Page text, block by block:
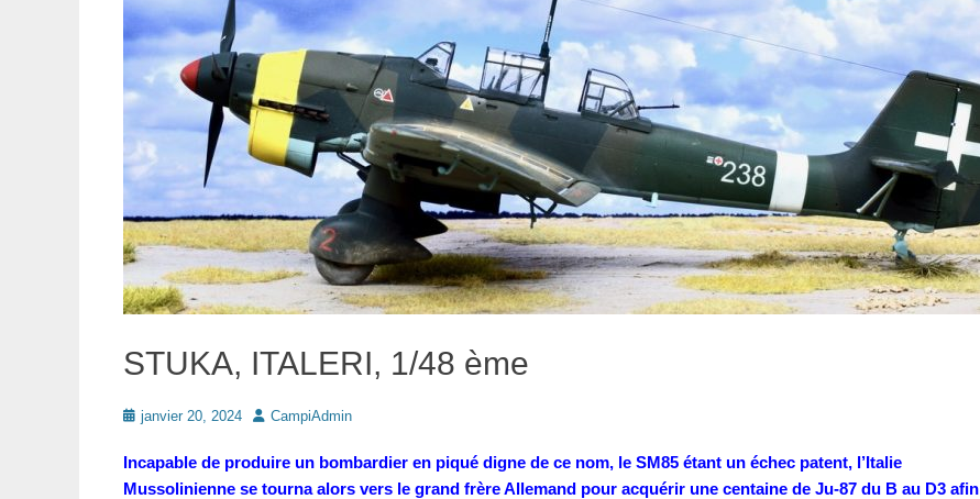
STUKA, ITALERI, 1/48 ème
Postéjanvier 20, 2024 Auteur
CampiAdmin
Incapable de produire un bombardier en piqué digne de ce nom, le SM85 étant un échec patent, l’Italie
Mussolinienne se tourna alors vers le grand frère Allemand pour acquérir une centaine de Ju-87 du B au D3 afin